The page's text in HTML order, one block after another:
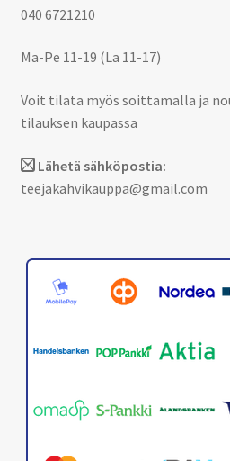
040 6721210
Ma-Pe 11-19 (La 11-17)
Voit tilata myös soittamalla ja
tilauksen kaupassa
Lähetä sähköpostia:
teejakahvikauppa@gmail.com